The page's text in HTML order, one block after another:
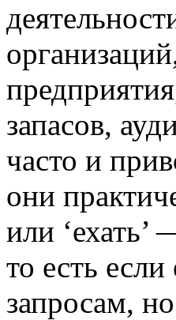
запасов,
часто и
они
или
то есть
запросам,